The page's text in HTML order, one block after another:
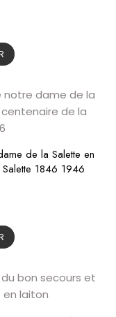
de la Salette en
1846 1946